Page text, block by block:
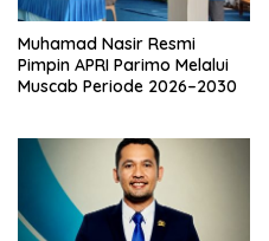
Muhamad Nasir Resmi
Pimpin APRI Parimo Melalui
Muscab Periode 2026–2030